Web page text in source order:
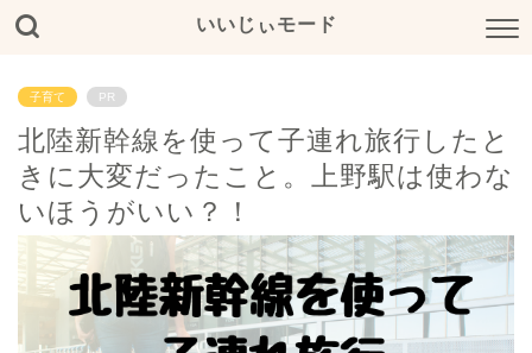
いいじぃモード
子育て PR
北陸新幹線を使って子連れ旅行したと
きに大変だったこと。上野駅は使わな
いほうがいい？！